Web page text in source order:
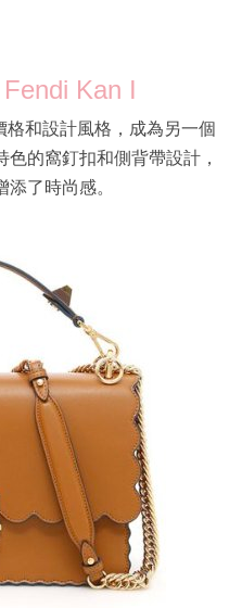
Kan I
和設計風格，成為另一個
的窩釘扣和側背帶設計，
了時尚感。